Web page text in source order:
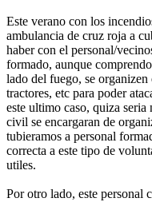
Este verano con los
ambulancia de cruz roja a
haber con el personal/
formado, aunque
lado del fuego, se organizen
tractores, etc para poder
este ultimo caso, quiza
civil se encargaran de
tubieramos a personal
correcta a este tipo de
utiles.
Por otro lado, este personal